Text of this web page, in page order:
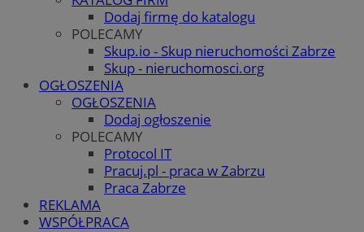
Dodaj firmę do katalogu
POLECAMY
Skup.io - Skup nieruchomości Zabrze
Skup - nieruchomosci.org
OGŁOSZENIA
OGŁOSZENIA
Dodaj ogłoszenie
POLECAMY
Protocol IT
Pracuj.pl - praca w Zabrzu
Praca Zabrze
REKLAMA
WSPÓŁPRACA